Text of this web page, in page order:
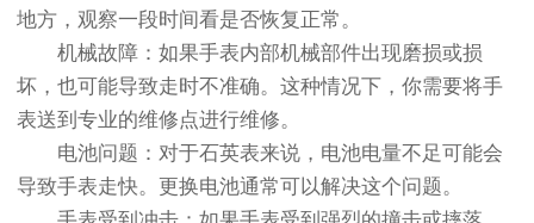
地方，观察一段时间看是否恢复正常。
机械故障：如果手表内部机械部件出现磨损或损
坏，也可能导致走时不准确。这种情况下，你需要将手
表送到专业的维修点进行维修。
电池问题：对于石英表来说，电池电量不足可能会
导致手表走快。更换电池通常可以解决这个问题。